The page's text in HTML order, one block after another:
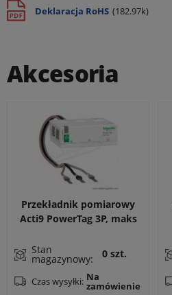
Deklaracja RoHS (182.97k)
Akcesoria
Przekładnik pomiarowy
Acti9 PowerTag 3P, maks
Stan
magazynowy: 0 szt.
Czas wysyłki: Na
zamówienie